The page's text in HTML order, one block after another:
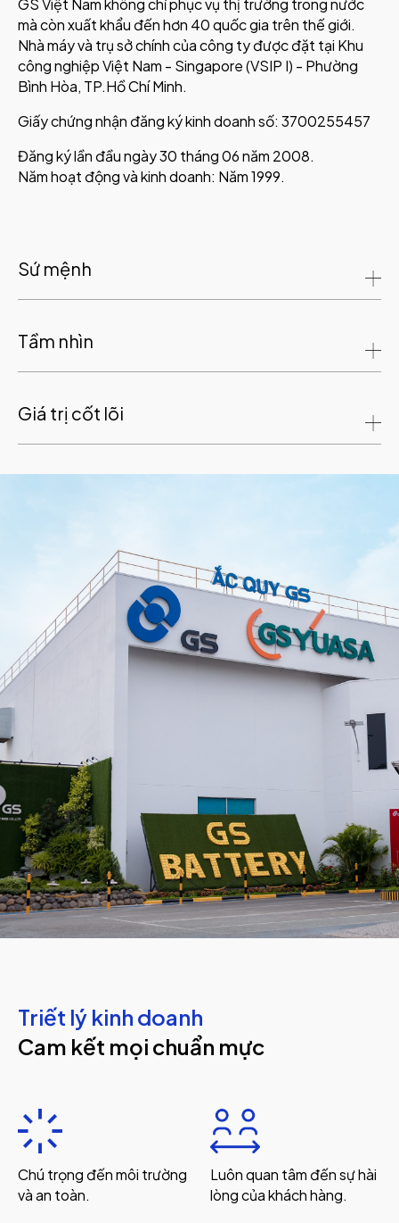
GS Việt Nam không chỉ phục vụ thị trường trong nước
mà còn xuất khẩu đến hơn 40 quốc gia trên thế giới.
Nhà máy và trụ sở chính của công ty được đặt tại Khu
công nghiệp Việt Nam - Singapore (VSIP I) - Phường
Bình Hòa, TP.Hồ Chí Minh.
Giấy chứng nhận đăng ký kinh doanh số: 3700255457
Đăng ký lần đầu ngày 30 tháng 06 năm 2008.
Năm hoạt động và kinh doanh: Năm 1999.
Sứ mệnh
Tầm nhìn
Giá trị cốt lõi
Triết lý kinh doanh
Cam kết mọi chuẩn mực
Chú trọng đến môi trường
và an toàn.
Luôn quan tâm đến sự hài
lòng của khách hàng.